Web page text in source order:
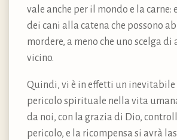
vale anche per il mondo e la carne:
dei cani alla catena che possono
mordere, a meno che uno scelga
vicino.
Quindi, vi è in effetti un inevitabile
pericolo spirituale nella vita
da noi, con la grazia di Dio,
pericolo, e la ricompensa si avrà